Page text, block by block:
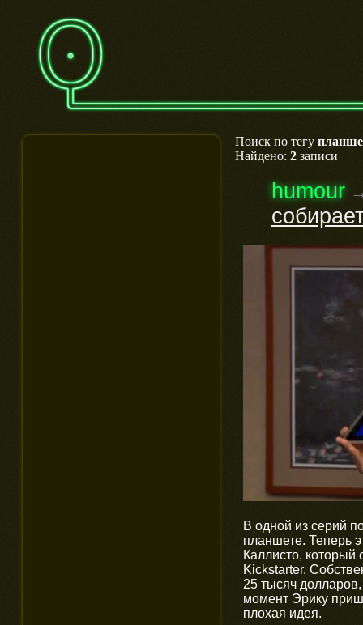
Поиск по тегу
Найдено: 2 записи
humour
В одной из серий
планшете. Теперь
Каллисто,
Kickstarter.
25 тысяч
момент Эрику
плохая идея.